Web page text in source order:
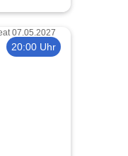
20:00 Uhr